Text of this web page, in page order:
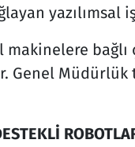
yazılımsal
makinelere
Genel Müdürlük